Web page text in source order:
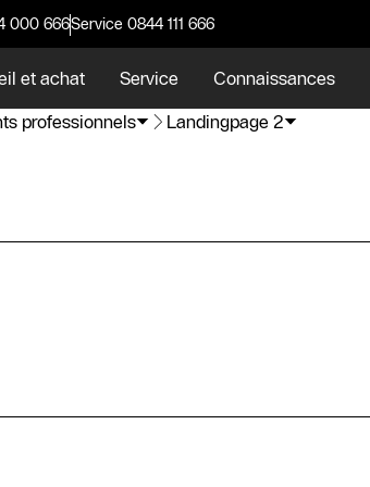
000 666Service 0844 111 666
et achat Service Connaissances
professionnels Landingpage 2